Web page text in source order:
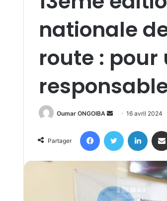
nationale
route :
Oumar ONGOIBA
Send
email
16 avril 2024
Partager
FacebookTwitter